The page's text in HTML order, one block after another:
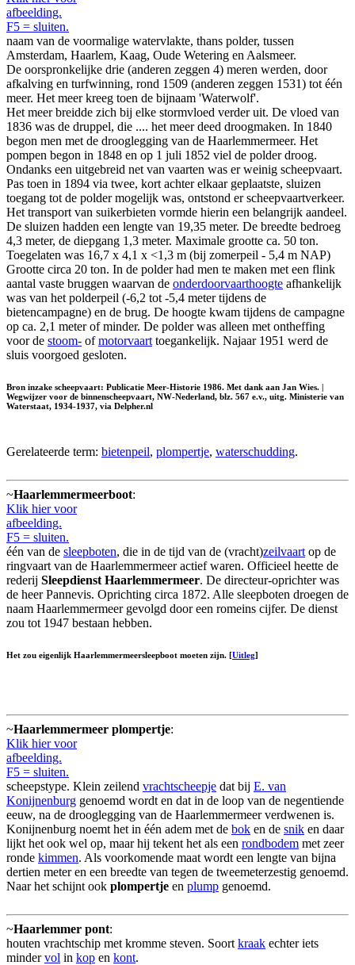
afbeelding.
F5 = sluiten.
naam van de voormalige watervlakte, thans polder, tussen
Amsterdam, Haarlem, Kaag, Oude Wetering en Aalsmeer.
De oorspronkelijke drie (anderen zeggen 4) meren werden, door
afkalving en turfwinning, rond 1509 (anderen zeggen 1531) tot één
meer. Het meer kreeg toen de bijnaam 'Waterwolf'.
Het meer breidde zich bij elke stormvloed verder uit. De vloed van
1836 was de druppel, die .... het meer deed droogmaken. In 1840
begon men met de drooglegging van de Haarlemmermeer. Het
pompen begon in 1848 en op 1 juli 1852 viel de polder droog.
Ondanks een uitgebreid net van vaarten was er weinig scheepvaart.
Pas toen in 1894 via twee, kort achter elkaar geplaatste, sluizen
toegang tot de polder mogelijk was, ontstond er scheepvaartverkeer.
Het transport van suikerbieten vormde hierin een belangrijk aandeel.
De sluizen hadden een lengte van 19,35 meter. De breedte bedroeg
4,3 meter, de diepgang 1,3 meter. Maximale grootte ca. 50 ton.
Toegelaten was 16,7 x 4,1 x <1,3 m (bij zomerpeil - 5,4 m NAP)
Grootte circa 20 ton. In de polder had men te maken met een flink
aantal vaste bruggen waarvan de onderdoorvaarthoogte afhankelijk
was van het polderpeil (-6,2 tot -5,4 meter tijdens de
bietencampagne) en de brug. De hoogte kwam tijdens de campagne
op ca. 2,1 meter of minder. De polder was alleen met ontheffing
voor de stoom- ofmotorvaart toegankelijk. Najaar 1951 werd de
sluis voorgoed gesloten.
Bron inzake scheepvaart: Publicatie Meer-Historie 1986. Met dank aan Jan Wies. |
Wegwijzer voor de binnenscheepvaart, NW-Nederland, blz. 567 e.v., uitg. Ministerie van
Waterstaat, 1934-1937, via Delpher.nl
Gerelateerde term: bietenpeil, plompertje, waterschudding.
~Haarlemmermeerboot:
Klik hier voor
afbeelding.
F5 = sluiten.
één van de sleepboten, die in de tijd van de (vracht)zeilvaart op de
ringvaart van de Haarlemmermeer actief waren. Officieel heette de
rederij Sleepdienst Haarlemmermeer. De directeur-oprichter was
de heer Pannevis. Oprichting circa 1872. Alle sleepboten droegen de
naam Haarlemmermeer gevolgd door een romeins cijfer. De dienst
zou tot 1947 bestaan hebben.
Het zou eigenlijk Haarlemmermeersleepboot moeten zijn. [Uitleg]
~Haarlemmermeer plompertje:
Klik hier voor
afbeelding.
F5 = sluiten.
scheepstype. Klein zeilend vrachtscheepje dat bij E. van
Konijnenburg genoemd wordt en dat in de loop van de negentiende
eeuw, na de drooglegging van de Haarlemmermeer verdwenen is.
Konijnenburg noemt het in één adem met de bok en de snik en daar
lijkt het ook wel op, maar hij tekent het als een rondbodem met zeer
ronde kimmen. Als voorkomende maat wordt een lengte van bijna
dertien meter en een breedte van tegen de tweemeterzestig genoemd.
Naar het schijnt ook plompertje en plump genoemd.
~Haarlemmer pont:
houten vrachtschip met kromme steven. Soort kraak echter iets
mindervol in kop en kont.